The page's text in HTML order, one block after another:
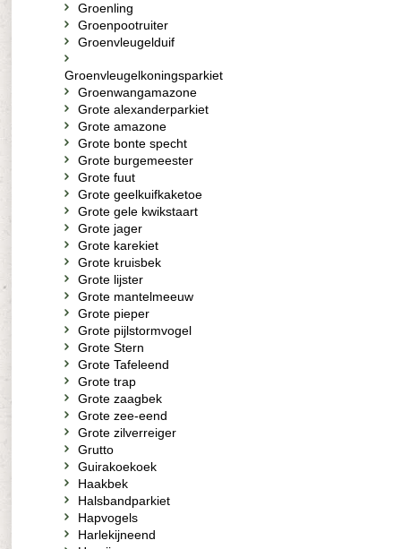
Groenling
Groenpootruiter
Groenvleugelduif
Groenvleugelkoningsparkiet
Groenwangamazone
Grote alexanderparkiet
Grote amazone
Grote bonte specht
Grote burgemeester
Grote fuut
Grote geelkuifkaketoe
Grote gele kwikstaart
Grote jager
Grote karekiet
Grote kruisbek
Grote lijster
Grote mantelmeeuw
Grote pieper
Grote pijlstormvogel
Grote Stern
Grote Tafeleend
Grote trap
Grote zaagbek
Grote zee-eend
Grote zilverreiger
Grutto
Guirakoekoek
Haakbek
Halsbandparkiet
Hapvogels
Harlekijneend